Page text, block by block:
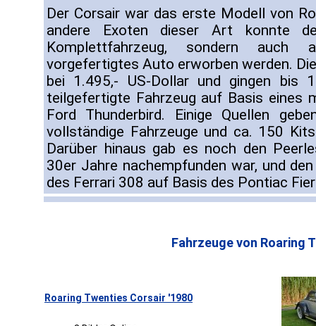
Der Corsair war das erste Modell von
andere Exoten dieser Art konnte
Komplettfahrzeug, sondern
vorgefertigtes Auto erworben werden.
bei 1.495,- US-Dollar und gingen bis
teilgefertigte Fahrzeug auf Basis eines
Ford Thunderbird. Einige Quellen
vollständige Fahrzeuge und ca. 150
Darüber hinaus gab es noch den
30er Jahre nachempfunden war, und
des Ferrari 308 auf Basis des Pontiac
Fahrzeuge von Roaring
Roaring Twenties Corsair '1980